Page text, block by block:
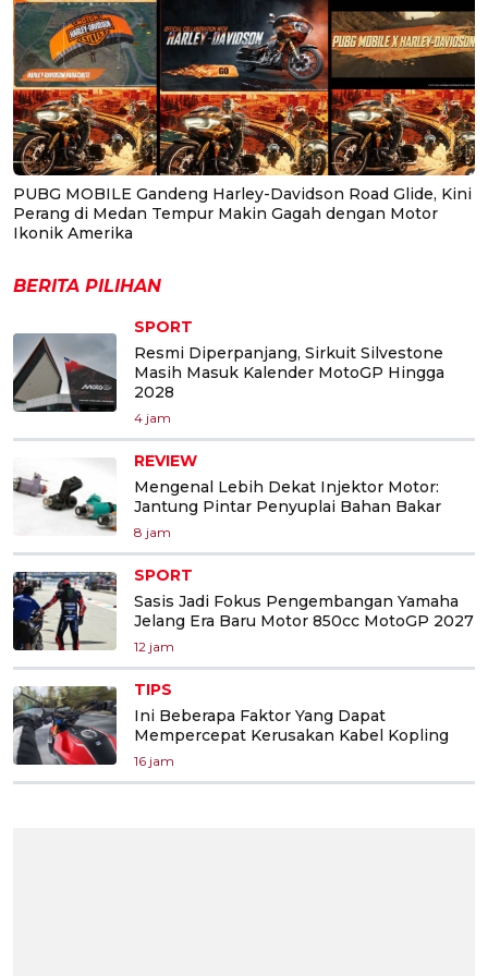
PUBG MOBILE Gandeng Harley-Davidson Road Glide, Kini
Perang di Medan Tempur Makin Gagah dengan Motor
Ikonik Amerika
BERITA PILIHAN
SPORT
Resmi Diperpanjang, Sirkuit Silvestone
Masih Masuk Kalender MotoGP Hingga
2028
4 jam
REVIEW
Mengenal Lebih Dekat Injektor Motor:
Jantung Pintar Penyuplai Bahan Bakar
8 jam
SPORT
Sasis Jadi Fokus Pengembangan Yamaha
Jelang Era Baru Motor 850cc MotoGP 2027
12 jam
TIPS
Ini Beberapa Faktor Yang Dapat
Mempercepat Kerusakan Kabel Kopling
16 jam